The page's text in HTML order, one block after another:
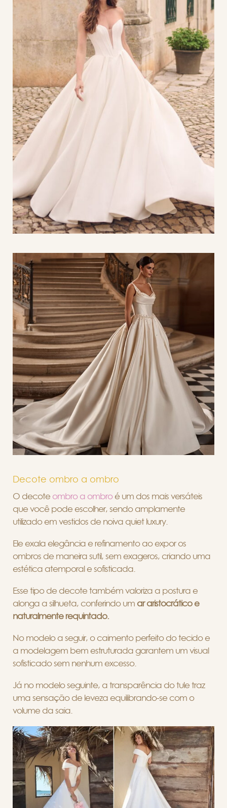
Decote ombro a ombro
O decote ombro a ombroé um dos mais versáteis
que você pode escolher, sendo amplamente
utilizado em vestidos de noiva quiet luxury.
Ele exala elegância e refinamento ao expor os
ombros de maneira sutil, sem exageros, criando uma
estética atemporal e sofisticada.
Esse tipo de decote também valoriza a postura e
alonga a silhueta, conferindo um ar aristocrático e
naturalmente requintado.
No modelo a seguir, o caimento perfeito do tecido e
a modelagem bem estruturada garantem um visual
sofisticado sem nenhum excesso.
Já no modelo seguinte, a transparência do tule traz
uma sensação de leveza equilibrando-se com o
volume da saia.